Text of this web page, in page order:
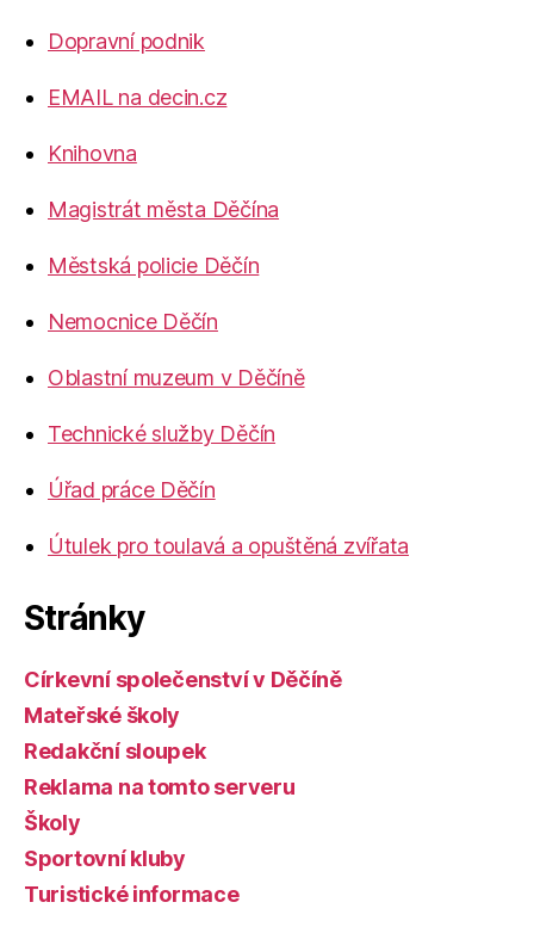
Dopravní podnik
EMAIL na decin.cz
Knihovna
Magistrát města Děčína
Městská policie Děčín
Nemocnice Děčín
Oblastní muzeum v Děčíně
Technické služby Děčín
Úřad práce Děčín
Útulek pro toulavá a opuštěná zvířata
Stránky
Církevní společenství v Děčíně
Mateřské školy
Redakční sloupek
Reklama na tomto serveru
Školy
Sportovní kluby
Turistické informace